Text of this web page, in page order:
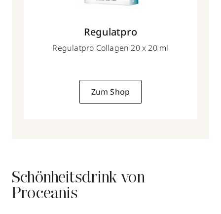
Regulatpro
Regulatpro Collagen 20 x 20 ml
Zum Shop
Schönheitsdrink von
Proceanis